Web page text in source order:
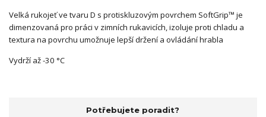
Velká rukojeť ve tvaru D s protiskluzovým povrchem SoftGrip™ je
dimenzovaná pro práci v zimních rukavicích, izoluje proti chladu a
textura na povrchu umožnuje lepší držení a ovládání hrabla
Vydrží až -30 °C
Potřebujete poradit?